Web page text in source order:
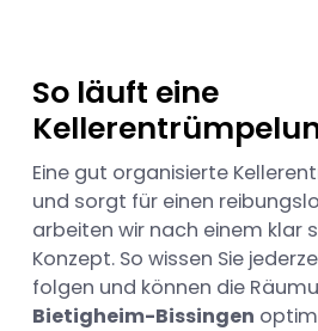
So läuft eine
Eine gut organisierte
und sorgt für einen
arbeiten wir nach einem klar
Konzept. So wissen Sie
folgen und können die
Bietigheim-Bissingen